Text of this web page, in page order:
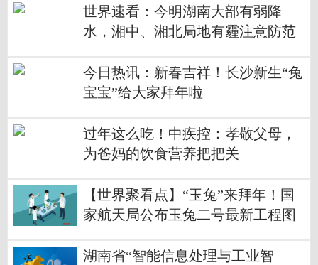
世界速看：今明湖南大部有弱降
水，湘中、湘北局地有霾注意防范
今日热讯：新春吉祥！长沙新生“兔
宝宝”给大家拜年啦
过年这么吃！中疾控：孝敬父母，
为爸妈的饮食营养把把关
【世界聚看点】“玉兔”来拜年！国
家航天局公布玉兔二号最新工程图
湖南省“智能信息处理与工业智